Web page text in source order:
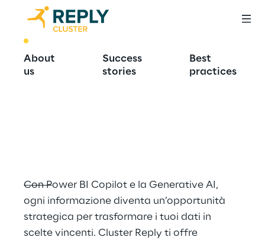
About
us
Success
stories
Best
practices
Rivoluziona l’analisi
Con Power BI Copilot e la Generative AI,
ogni informazione diventa un’opportunità
strategica per trasformare i tuoi dati in
scelte vincenti. Cluster Reply ti offre